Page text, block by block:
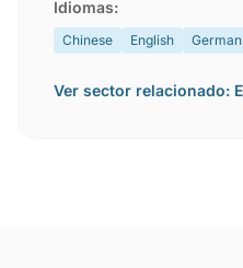
Idiomas:
Chinese English German
Ver sector relacionado: